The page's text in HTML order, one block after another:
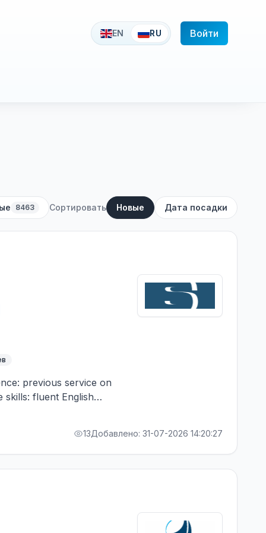
EN RU Войти
8463 Сортировать Новые Дата посадки
previous service on
skills: fluent English
13Добавлено: 31-07-2026 14:20:27